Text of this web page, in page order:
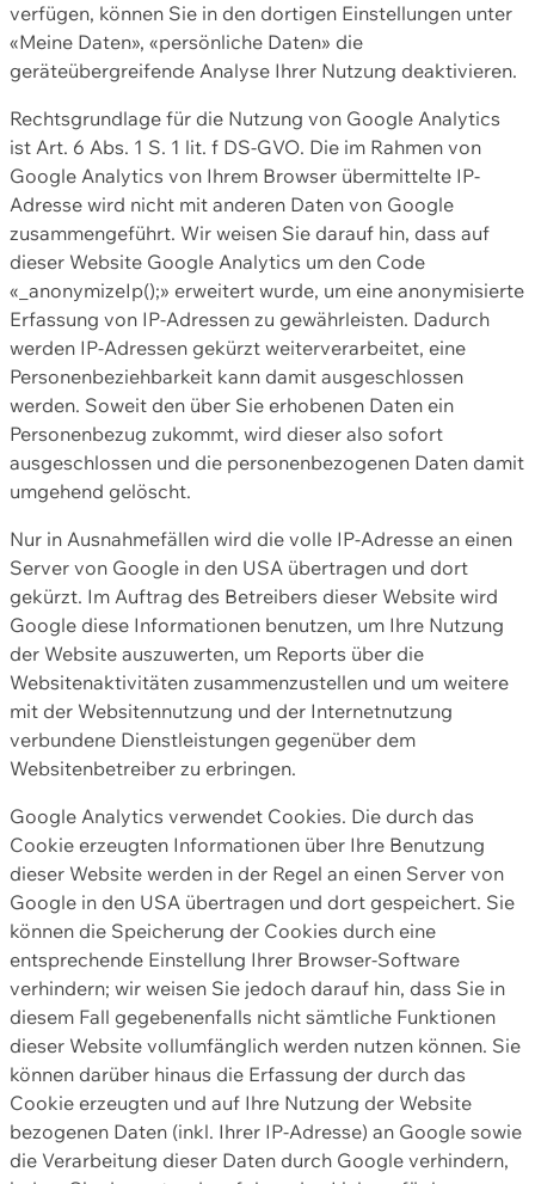
verfügen, können Sie in den dortigen Einstellungen unter
«Meine Daten», «persönliche Daten» die
geräteübergreifende Analyse Ihrer Nutzung deaktivieren.
Rechtsgrundlage für die Nutzung von Google Analytics
ist Art. 6 Abs. 1 S. 1 lit. f DS-GVO. Die im Rahmen von
Google Analytics von Ihrem Browser übermittelte IP-
Adresse wird nicht mit anderen Daten von Google
zusammengeführt. Wir weisen Sie darauf hin, dass auf
dieser Website Google Analytics um den Code
«_anonymizeIp();» erweitert wurde, um eine anonymisierte
Erfassung von IP-Adressen zu gewährleisten. Dadurch
werden IP-Adressen gekürzt weiterverarbeitet, eine
Personenbeziehbarkeit kann damit ausgeschlossen
werden. Soweit den über Sie erhobenen Daten ein
Personenbezug zukommt, wird dieser also sofort
ausgeschlossen und die personenbezogenen Daten damit
umgehend gelöscht.
Nur in Ausnahmefällen wird die volle IP-Adresse an einen
Server von Google in den USA übertragen und dort
gekürzt. Im Auftrag des Betreibers dieser Website wird
Google diese Informationen benutzen, um Ihre Nutzung
der Website auszuwerten, um Reports über die
Websitenaktivitäten zusammenzustellen und um weitere
mit der Websitennutzung und der Internetnutzung
verbundene Dienstleistungen gegenüber dem
Websitenbetreiber zu erbringen.
Google Analytics verwendet Cookies. Die durch das
Cookie erzeugten Informationen über Ihre Benutzung
dieser Website werden in der Regel an einen Server von
Google in den USA übertragen und dort gespeichert. Sie
können die Speicherung der Cookies durch eine
entsprechende Einstellung Ihrer Browser-Software
verhindern; wir weisen Sie jedoch darauf hin, dass Sie in
diesem Fall gegebenenfalls nicht sämtliche Funktionen
dieser Website vollumfänglich werden nutzen können. Sie
können darüber hinaus die Erfassung der durch das
Cookie erzeugten und auf Ihre Nutzung der Website
bezogenen Daten (inkl. Ihrer IP-Adresse) an Google sowie
die Verarbeitung dieser Daten durch Google verhindern,